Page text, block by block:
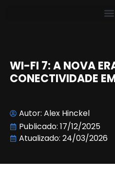
WI-FI 7: A NOVA
CONECTIVIDADE
Autor: Alex Hinckel
Publicado: 17/12/2025
Atualizado: 24/03/2026